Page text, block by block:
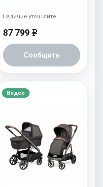
87 799 e
Сообщить
Наличие уточняйте
Видео